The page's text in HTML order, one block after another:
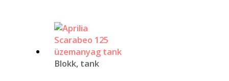
Blokk, tank